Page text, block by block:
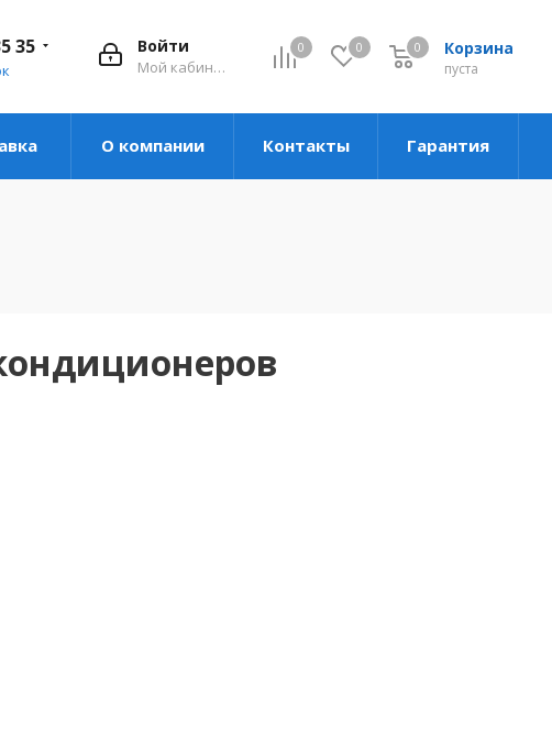
0 0 Корзина
пуста
0
Войти
Мой кабинет
35
О компании Контакты Гарантия